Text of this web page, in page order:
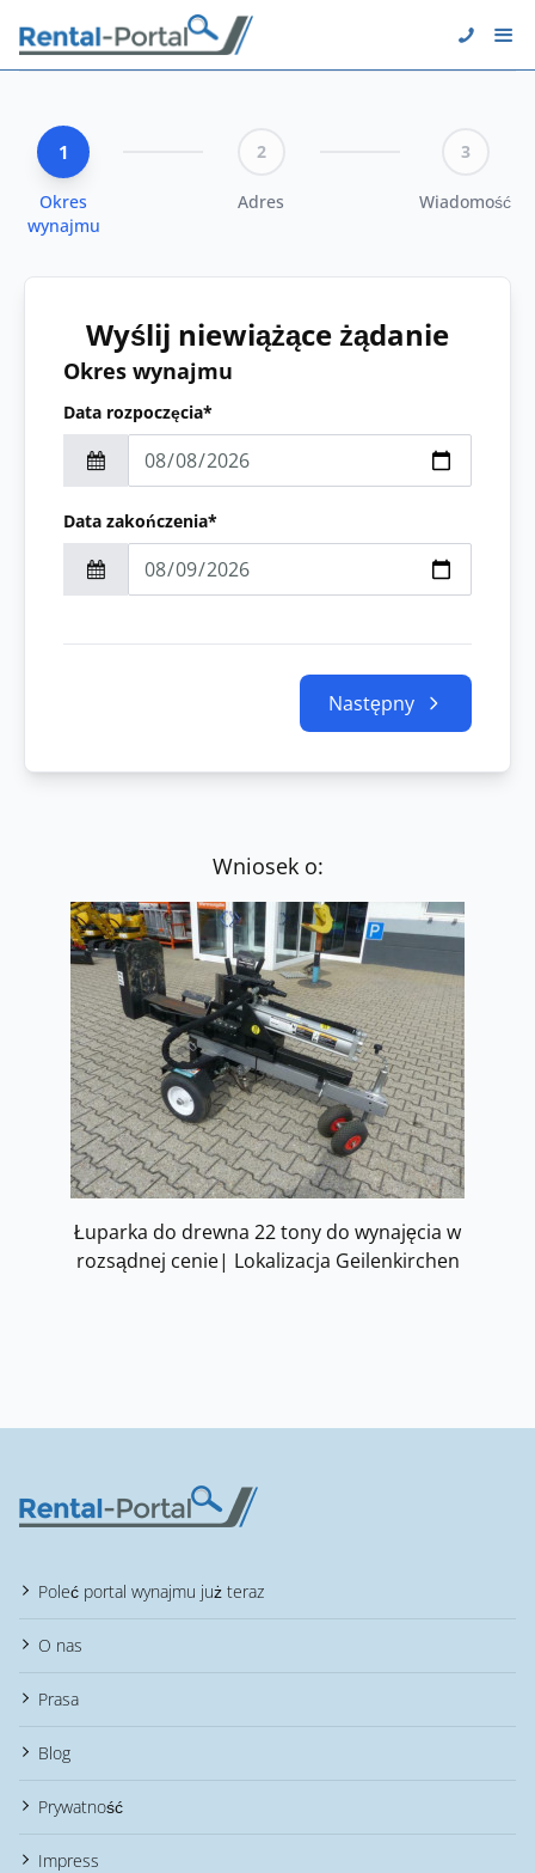
1
Okres
wynajmu
2
Adres
3
Wiadomość
Wyślij niewiążące żądanie
Okres wynajmu
Data rozpoczęcia*
Data zakończenia*
Następny
Wniosek o:
Łuparka do drewna 22 tony do wynajęcia w
rozsądnej cenie| Lokalizacja Geilenkirchen
Poleć portal wynajmu już teraz
O nas
Prasa
Blog
Prywatność
Impress